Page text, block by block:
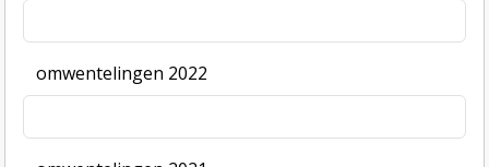
omwentelingen 2022